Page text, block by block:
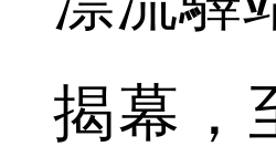
揭幕，